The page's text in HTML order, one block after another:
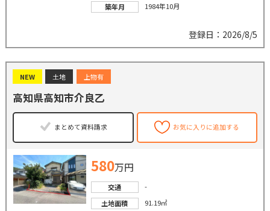
築年月
1984年10月
登録日：2026/8/5
NEW 土地 上物有
高知県高知市介良乙
まとめて資料請求 お気に入りに追加する
580万円
交通
-
土地面積
91.19㎡